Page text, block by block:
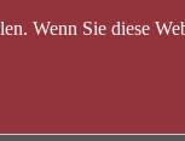
Wenn Sie diese